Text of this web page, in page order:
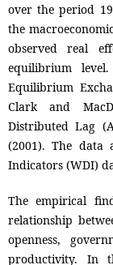
over the period
the
observed real
equilibrium
Equilibrium
Clark and
Distributed Lag
(2001). The data
Indicators (WDI)
The empirical
relationship
openness,
productivity. In